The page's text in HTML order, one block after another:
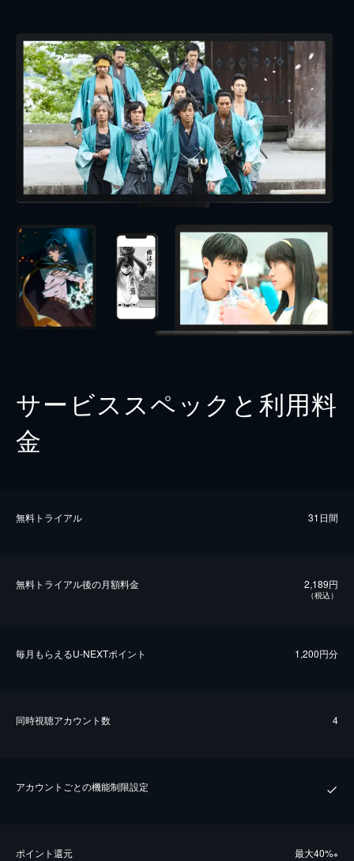
サービススペックと利用料
金
無料トライアル 31日間
無料トライアル後の⽉額料金 2,189円
（税込）
毎⽉もらえるU-NEXTポイント 1,200円分
同時視聴アカウント数 4
アカウントごとの機能制限設定
ポイント還元 最⼤40%※